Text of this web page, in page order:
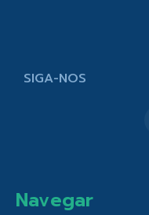
SIGA-NOS
Navegar